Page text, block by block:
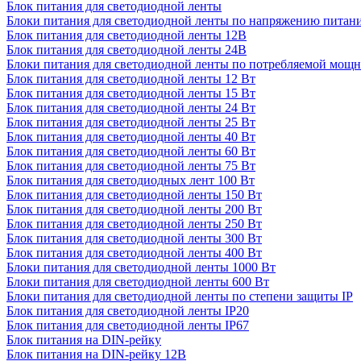
Блок питания для светодиодной ленты
Блоки питания для светодиодной ленты по напряжению
Блок питания для светодиодной ленты 12В
Блок питания для светодиодной ленты 24В
Блоки питания для светодиодной ленты по потребляемой
Блок питания для светодиодной ленты 12 Вт
Блок питания для светодиодной ленты 15 Вт
Блок питания для светодиодной ленты 24 Вт
Блок питания для светодиодной ленты 25 Вт
Блок питания для светодиодной ленты 40 Вт
Блок питания для светодиодной ленты 60 Вт
Блок питания для светодиодной ленты 75 Вт
Блок питания для светодиодных лент 100 Вт
Блок питания для светодиодной ленты 150 Вт
Блок питания для светодиодной ленты 200 Вт
Блок питания для светодиодной ленты 250 Вт
Блок питания для светодиодной ленты 300 Вт
Блок питания для светодиодной ленты 400 Вт
Блоки питания для светодиодной ленты 1000 Вт
Блоки питания для светодиодной ленты 600 Вт
Блоки питания для светодиодной ленты по степени защиты IP
Блок питания для светодиодной ленты IP20
Блок питания для светодиодной ленты IP67
Блок питания на DIN-рейку
Блок питания на DIN-рейку 12В